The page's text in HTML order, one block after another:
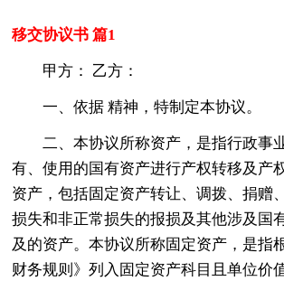
移交协议书 篇1
甲方： 乙方：
一、依据 精神，特制定本协议。
二、本协议所称资产，是指行政事
有、使用的国有资产进行产权转移及产
资产，包括固定资产转让、调拨、捐赠
损失和非正常损失的报损及其他涉及国
及的资产。本协议所称固定资产，是指
财务规则》列入固定资产科目且单位价